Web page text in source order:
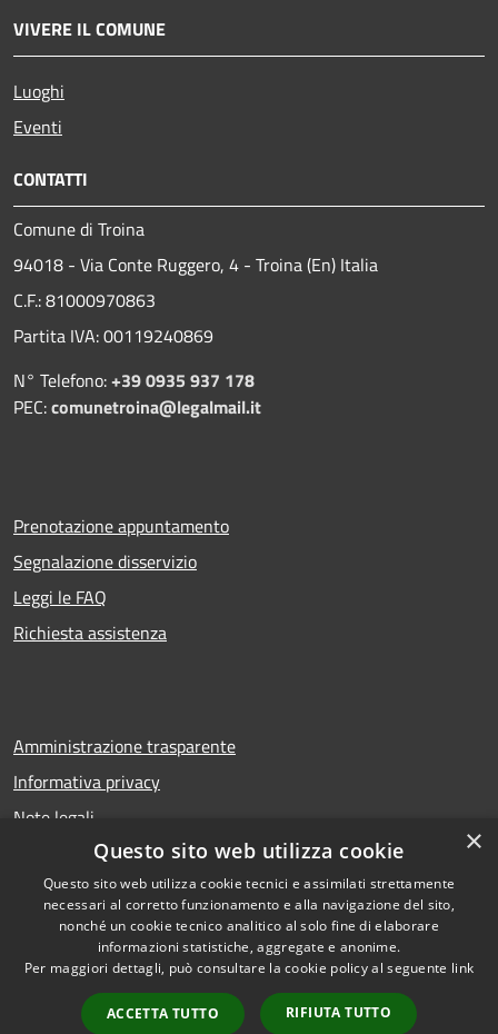
VIVERE IL COMUNE
Luoghi
Eventi
CONTATTI
Comune di Troina
94018 - Via Conte Ruggero, 4 - Troina (En) Italia
C.F.: 81000970863
Partita IVA: 00119240869
N° Telefono:+39 0935 937 178
PEC:comunetroina@legalmail.it
Prenotazione appuntamento
Segnalazione disservizio
Leggi le FAQ
Richiesta assistenza
Amministrazione trasparente
Informativa privacy
Note legali
Dichiarazione di accessibilità
Accessibilità
Copyright © 2026 • Comune di
Troina • Powered by
Municipium•
Accesso
×
Questo sito web utilizza cookie
Questo sito web utilizza cookie tecnici e assimilati strettamente
necessari al corretto funzionamento e alla navigazione del sito,
nonché un cookie tecnico analitico al solo fine di elaborare
informazioni statistiche, aggregate e anonime.
Per maggiori dettagli, può consultare la cookie policy al seguente link
ACCETTA TUTTO RIFIUTA TUTTO